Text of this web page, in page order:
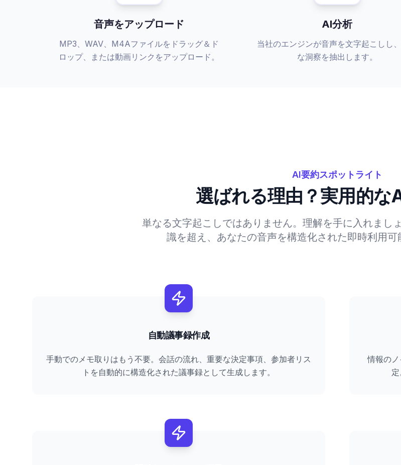
音声をアップロード
MP3、WAV、M4Aファイルをドラッグ＆ド
ロップ、または動画リンクをアップロード。
AI分析
当社のエンジンが音声を文字起こしし
な洞察を抽出します。
AI要約スポットライト
選ばれる理由？実用的な
単なる文字起こしではありません。理解を手に入れまし
識を超え、あなたの音声を構造化された即時利用可
自動議事録作成
手動でのメモ取りはもう不要。会話の流れ、重要な決定事項、参加者リス
トを自動的に構造化された議事録として生成します。
情報の